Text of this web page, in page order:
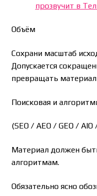
прозвучит в
Объём
Сохрани масштаб
Допускается
превращать
Поисковая и
(SEO / AEO / GEO / AIO
Материал должен
алгоритмам.
Обязательно ясно